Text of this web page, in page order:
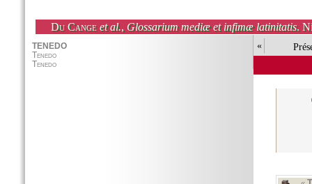
Du Cange et al., Glossarium mediæ et infimæ latinitatis.
«